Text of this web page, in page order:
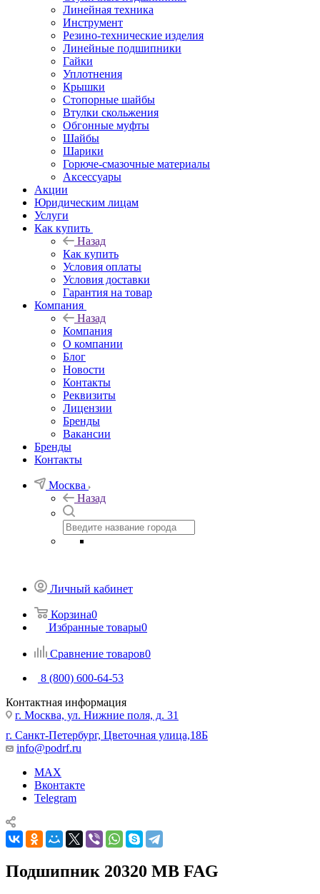
Линейная техника
Инструмент
Резино-технические изделия
Линейные подшипники
Гайки
Уплотнения
Крышки
Стопорные шайбы
Втулки скольжения
Обгонные муфты
Шайбы
Шарики
Горюче-смазочные материалы
Аксессуары
Акции
Юридическим лицам
Услуги
Как купить
Назад
Как купить
Условия оплаты
Условия доставки
Гарантия на товар
Компания
Назад
Компания
О компании
Блог
Новости
Контакты
Реквизиты
Лицензии
Бренды
Вакансии
Бренды
Контакты
Москва
Назад
Личный кабинет
Корзина0
Избранные товары0
Сравнение товаров0
8 (800) 600-64-53
Контактная информация
г. Москва, ул. Нижние поля, д. 31
г. Санкт-Петербург, Цветочная улица,18Б
info@podrf.ru
MAX
Вконтакте
Telegram
Подшипник 20320 MB FAG